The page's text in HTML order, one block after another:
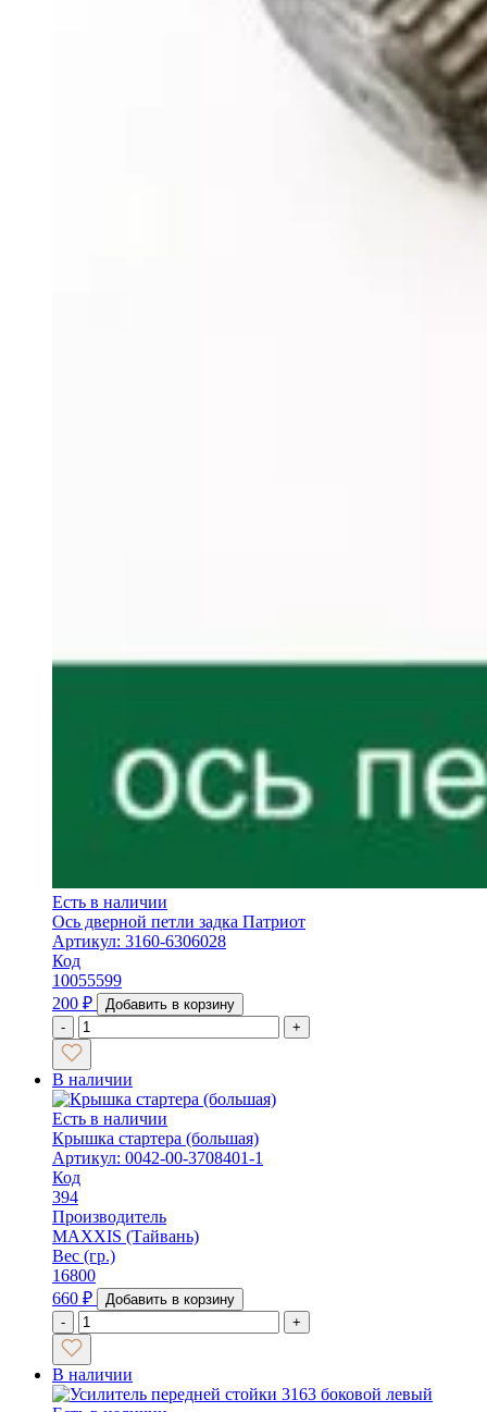
Есть в наличии
Ось дверной петли задка Патриот
Артикул: 3160-6306028
Код
10055599
200 ₽
Добавить в корзину
-
+
В наличии
Есть в наличии
Крышка стартера (большая)
Артикул: 0042-00-3708401-1
Код
394
Производитель
MAXXIS (Тайвань)
Вес (гр.)
16800
660 ₽
Добавить в корзину
-
+
В наличии